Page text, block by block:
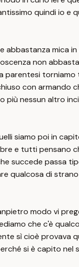
quindi io e
abbastanza mica
non
parentesi torniamo
con armando
più nessun altro
siamo poi in
e tutti pensano
succede passa
qualcosa di
modo vi
che c'è
sì cioè provava
si è capito nel